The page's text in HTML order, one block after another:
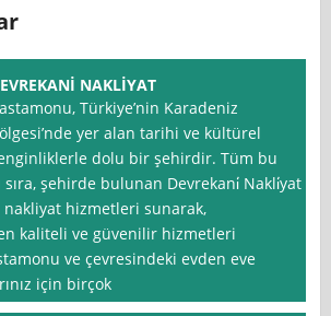
NAKLİYAT
Türkiye’nin Karadeniz
yer alan tarihi ve kültürel
dolu bir şehirdir. Tüm bu
şehirde bulunan Devrekani̇ Nakli̇yat
nakliyat hizmetleri sunarak,
kaliteli ve güvenilir hizmetleri
ve çevresindeki evden eve
için birçok